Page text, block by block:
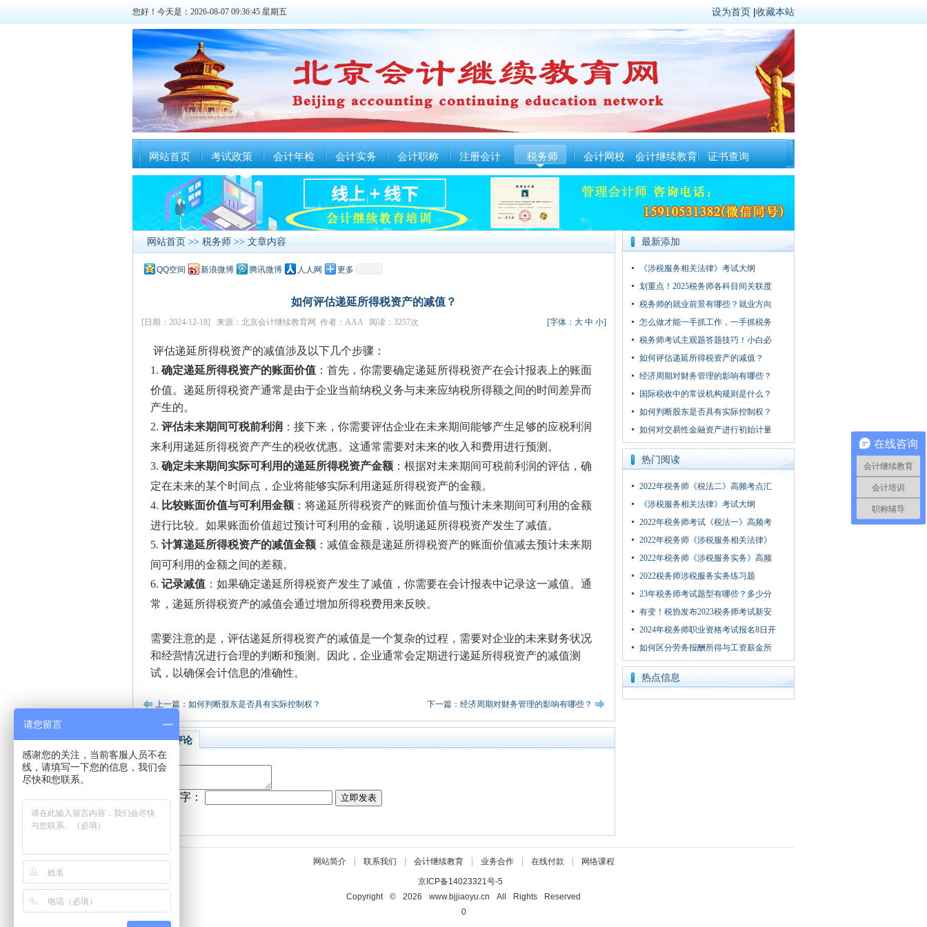
您好！今天是：2026-08-07 09:36:46 星期五 设为首页 |收藏本站
网站首页 考试政策 会计年检 会计实务 会计职称 注册会计 税务师 会计网校 会计继续教育 证书查询
网站首页 >> 税务师 >> 文章内容
QQ空间 新浪微博 腾讯微博 人人网 更多
如何评估递延所得税资产的减值？
[日期：2024-12-18] 来源：北京会计继续教育网 作者：AAA 阅读：3257次 [字体： 大 中 小]
评估递延所得税资产的减值涉及以下几个步骤：
1.确定递延所得税资产的账面价值 ：首先，你需要确定递延所得税资产在会计报表上的账面
价值。递延所得税资产通常是由于企业当前纳税义务与未来应纳税所得额之间的时间差异而
产生的。
2.评估未来期间可税前利润 ：接下来，你需要评估企业在未来期间能够产生足够的应税利润
来利用递延所得税资产产生的税收优惠。这通常需要对未来的收入和费用进行预测。
3.确定未来期间实际可利用的递延所得税资产金额 ：根据对未来期间可税前利润的评估，确
定在未来的某个时间点，企业将能够实际利用递延所得税资产的金额。
4. 比较账面价值与可利用金额 ：将递延所得税资产的账面价值与预计未来期间可利用的金额
进行比较。如果账面价值超过预计可利用的金额，说明递延所得税资产发生了减值。
5.计算递延所得税资产的减值金额 ：减值金额是递延所得税资产的账面价值减去预计未来期
间可利用的金额之间的差额。
6.记录减值 ：如果确定递延所得税资产发生了减值，你需要在会计报表中记录这一减值。通
常，递延所得税资产的减值会通过增加所得税费用来反映。
需要注意的是，评估递延所得税资产的减值是一个复杂的过程，需要对企业的未来财务状况
和经营情况进行合理的判断和预测。因此，企业通常会定期进行递延所得税资产的减值测
试，以确保会计信息的准确性。
上一篇：如何判断股东是否具有实际控制权？ 下一篇：经济周期对财务管理的影响有哪些？
相关评论
最新添加
《涉税服务相关法律》考试大纲
划重点！2025税务师各科目间关联度
税务师的就业前景有哪些？就业方向
怎么做才能一手抓工作，一手抓税务
税务师考试主观题答题技巧！小白必
如何评估递延所得税资产的减值？
经济周期对财务管理的影响有哪些？
国际税收中的常设机构规则是什么？
如何判断股东是否具有实际控制权？
如何对交易性金融资产进行初始计量
热门阅读
2022年税务师《税法二》高频考点汇
《涉税服务相关法律》考试大纲
2022年税务师考试《税法一》高频考
2022年税务师《涉税服务相关法律》
2022年税务师《涉税服务实务》高频
2022税务师涉税服务实务练习题
23年税务师考试题型有哪些？多少分
有变！税协发布2023税务师考试新安
2024年税务师职业资格考试报名8日开
如何区分劳务报酬所得与工资薪金所
热点信息
网站简介| 联系我们 会计继续教育| 业务合作| 在线付款 网络课程
京ICP备14023321号-5
Copyright © 2026 www.bjjiaoyu.cn All Rights Reserved
0
在线咨询
会计继续教育
会计培训
职称辅导
请您留言
感谢您的关注，当前客服人员不在
线，请填写一下您的信息，我们会
尽快和您联系。